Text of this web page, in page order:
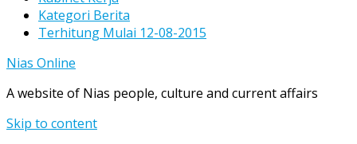
Kategori Berita
Terhitung Mulai 12-08-2015
Nias Online
A website of Nias people, culture and current affairs
Skip to content